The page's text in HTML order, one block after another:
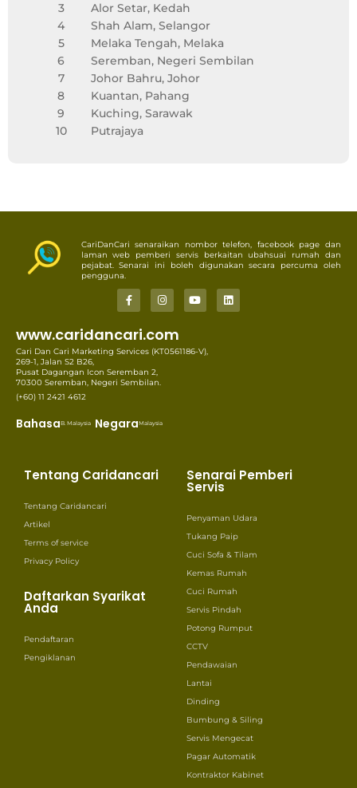
3
Alor Setar, Kedah
4
Shah Alam, Selangor
5
Melaka Tengah, Melaka
6
Seremban, Negeri Sembilan
7
Johor Bahru, Johor
8
Kuantan, Pahang
9
Kuching, Sarawak
10
Putrajaya
CariDanCari senaraikan nombor telefon, facebook page dan
laman web pemberi servis berkaitan ubahsuai rumah dan
pejabat. Senarai ini boleh digunakan secara percuma oleh
pengguna.
www.caridancari.com
Cari Dan Cari Marketing Services (KT0561186-V),
269-1, Jalan S2 B26,
Pusat Dagangan Icon Seremban 2,
70300 Seremban, Negeri Sembilan.
(+60) 11 2421 4612
BahasaB. Malaysia NegaraMalaysia
Tentang Caridancari
Tentang Caridancari
Artikel
Terms of service
Privacy Policy
Daftarkan Syarikat
Anda
Pendaftaran
Pengiklanan
Senarai Pemberi
Servis
Penyaman Udara
Tukang Paip
Cuci Sofa & Tilam
Kemas Rumah
Cuci Rumah
Servis Pindah
Potong Rumput
CCTV
Pendawaian
Lantai
Dinding
Bumbung & Siling
Servis Mengecat
Pagar Automatik
Kontraktor Kabinet